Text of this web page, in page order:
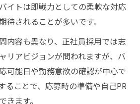
イトは即戦力としての柔軟な対応
待されることが多いです。
内容も異なり、正社員採用では志
リアビジョンが問われますが、バ
可能日や勤務意欲の確認が中心で
ることで、応募時の準備や自己PR
きます。